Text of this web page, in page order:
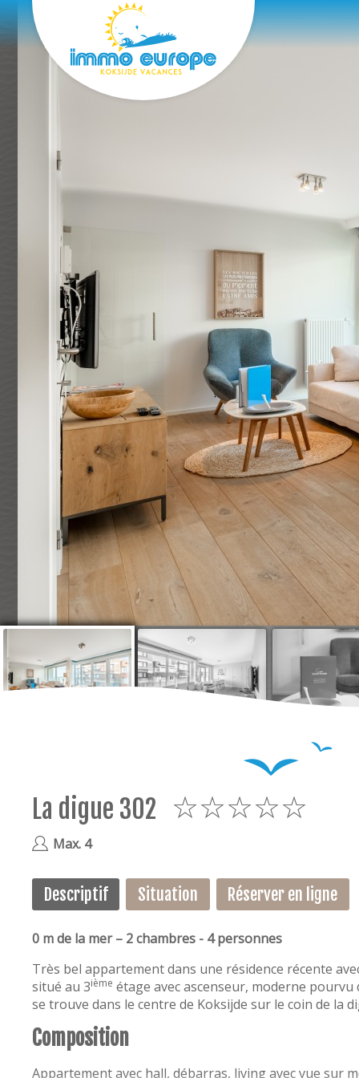
La digue 302
Max. 4
Descriptif Situation Réserver en ligne
0 m de la mer – 2 chambres - 4 personnes
Très bel appartement dans une résidence récente
situé au 3ième étage avec ascenseur, moderne
se trouve dans le centre de Koksijde sur le coin de la
Composition
Appartement avec hall, débarras, living avec vue sur